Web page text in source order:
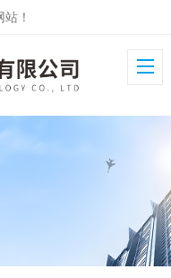
！